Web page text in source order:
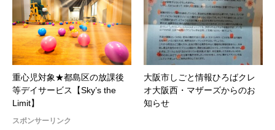
重心児対象★都島区の放課後
等デイサービス【Sky’s the
Limit】
大阪市しごと情報ひろばクレ
オ大阪西・マザーズからのお
知らせ
スポンサーリンク